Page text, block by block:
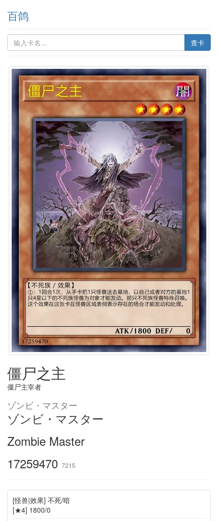
百鸽
查卡
僵尸之主
僵尸主宰者
ゾンビ・マスター
ゾンビ・マスター
Zombie Master
17259470 7215
[怪兽|效果] 不死/暗
[★4] 1800/0